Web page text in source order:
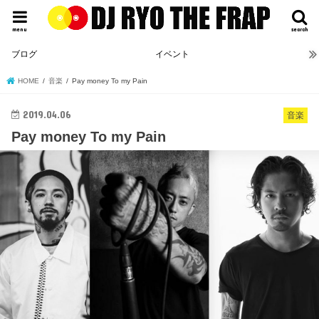
search
menu
ブログ イベント
HOME 音楽 Pay money To my Pain
音楽
2019.04.06
Pay money To my Pain